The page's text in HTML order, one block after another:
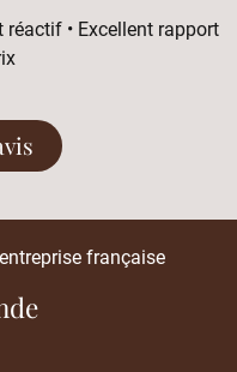
réactif • Excellent rapport
française